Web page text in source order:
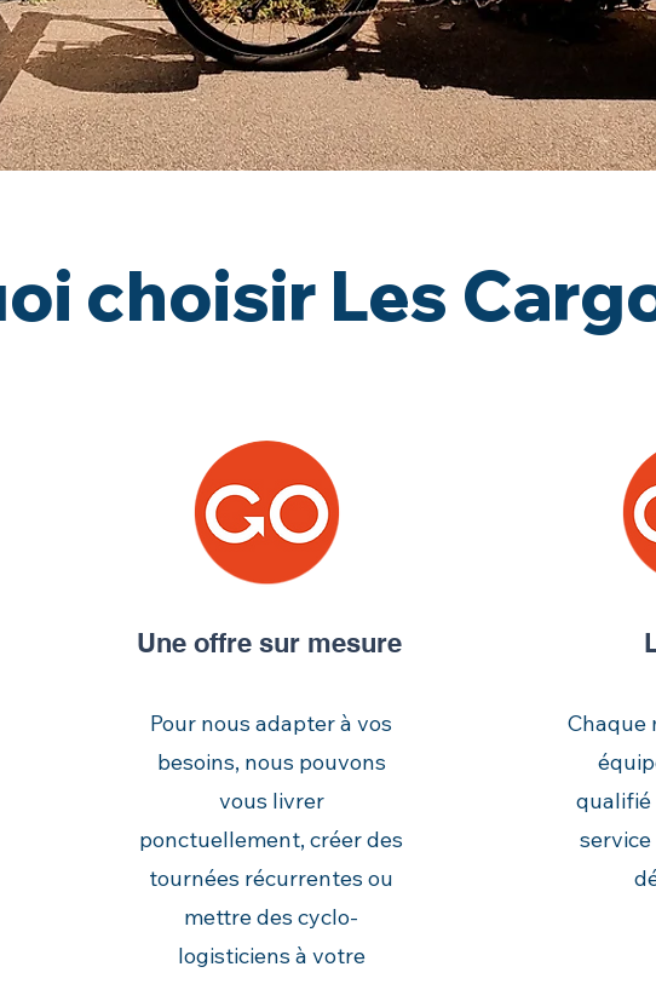
choisir Les
Une offre sur mesure
Pour nous adapter à vos
besoins, nous pouvons
vous livrer
ponctuellement, créer des
tournées récurrentes ou
mettre des cyclo-
logisticiens à votre
Chaque
qualifié